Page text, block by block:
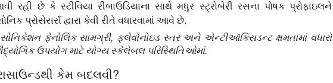
રહી છે કે સ્ટીવિયા રીબાઉડિયાના સાથે મધુર સ્ટ્રોબેરી રસના પોષક પ્રોફાઇલને
પ્રોસેસર્સ દ્વારા કેવી રીતે વધારવામાં આવે છે.
સોનિકેશન ફેનોલિક સામગ્રી, ફ્લેવોનોઇડ સ્તર અને એન્ટીઑકિસડન્ટ ક્ષમતામાં વધારો
ઉપયોગ માટે યોગ્ય સ્કેલેબલ પરિસ્થિતિઓમાં.
કેમ બદલવી?